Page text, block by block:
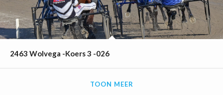
2463 Wolvega -Koers 3 -026
TOON MEER